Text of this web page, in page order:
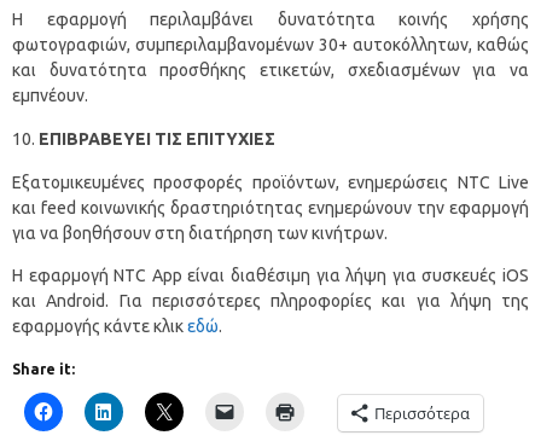
Η εφαρμογή περιλαμβάνει δυνατότητα κοινής χρήσης
φωτογραφιών, συμπεριλαμβανομένων 30+ αυτοκόλλητων, καθώς
και δυνατότητα προσθήκης ετικετών, σχεδιασμένων για να
εμπνέουν.
ΕΠΙΒΡΑΒΕΥΕΙ ΤΙΣ ΕΠΙΤΥΧΙΕΣ
Εξατομικευμένες προσφορές προϊόντων, ενημερώσεις NTC Live
και feed κοινωνικής δραστηριότητας ενημερώνουν την εφαρμογή
για να βοηθήσουν στη διατήρηση των κινήτρων.
Η εφαρμογή NTC App είναι διαθέσιμη για λήψη για συσκευές iOS
και Android. Για περισσότερες πληροφορίες και για λήψη της
εφαρμογής κάντε κλικεδώ.
Share it:
Περισσότερα